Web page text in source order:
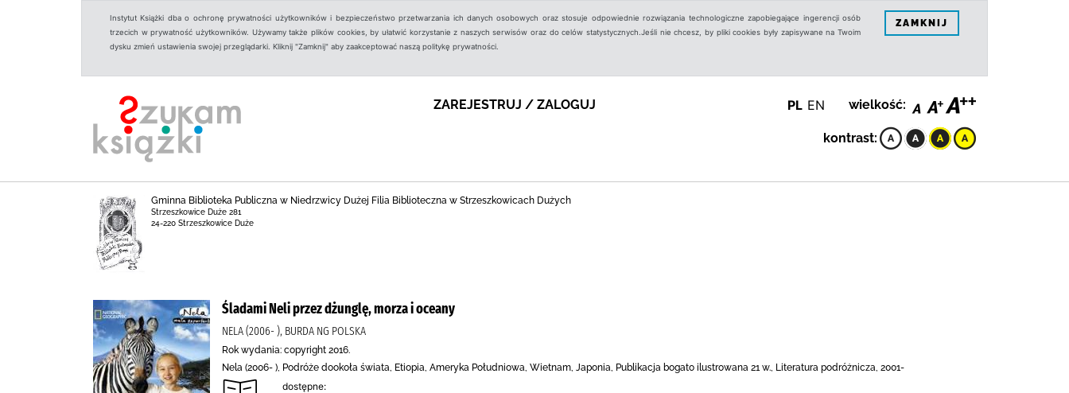
Instytut Książki dba o ochronę prywatności użytkowników i bezpieczeństwo przetwarzania ich danych osobowych oraz stosuje odpowiednie rozwiązania technologiczne zapobiegające ingerencji osób
trzecich w prywatność użytkowników. Używamy także plików cookies, by ułatwić korzystanie z naszych serwisów oraz do celów statystycznych.Jeśli nie chcesz, by pliki cookies były zapisywane na Twoim
dysku zmień ustawienia swojej przeglądarki. Kliknij "Zamknij" aby zaakceptować naszą politykę prywatności.
ZAMKNIJ
ZAREJESTRUJ / ZALOGUJ PL EN wielkość:
kontrast:
Gminna Biblioteka Publiczna w Niedrzwicy Dużej Filia Biblioteczna w Strzeszkowicach Dużych
Strzeszkowice Duże 281
24-220 Strzeszkowice Duże
Śladami Neli przez dżunglę, morza i oceany
NELA (2006- ), BURDA NG POLSKA
Rok wydania: copyright 2016.
Nela (2006- ), Podróże dookoła świata, Etiopia, Ameryka Południowa, Wietnam, Japonia, Publikacja bogato ilustrowana 21 w., Literatura podróżnicza, 2001-
dostępne: